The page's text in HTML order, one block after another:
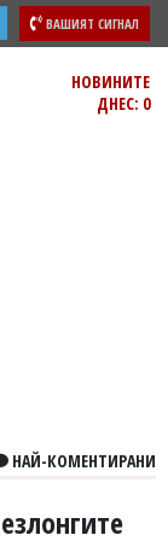
ВАШИЯТ СИГНАЛ
НОВИНИТЕ
ДНЕС: 0
НАЙ-КОМЕНТИРАНИ